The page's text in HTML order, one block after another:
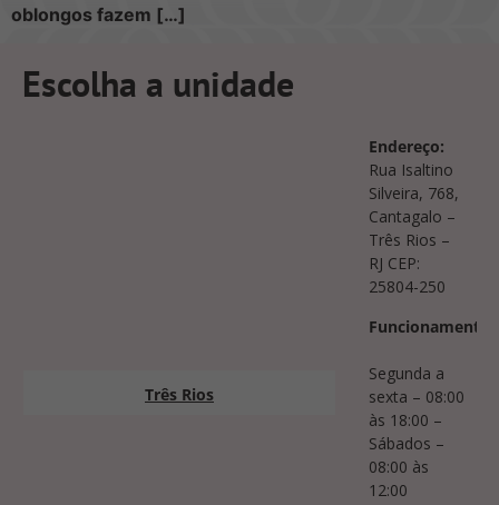
oblongos fazem […]
Escolha a unidade
Três Rios
Endereço:
Rua Isaltino
Silveira, 768,
Cantagalo –
Três Rios –
RJ CEP:
25804-250
Funcionamento:
Segunda a
sexta – 08:00
às 18:00 –
Sábados –
08:00 às
12:00